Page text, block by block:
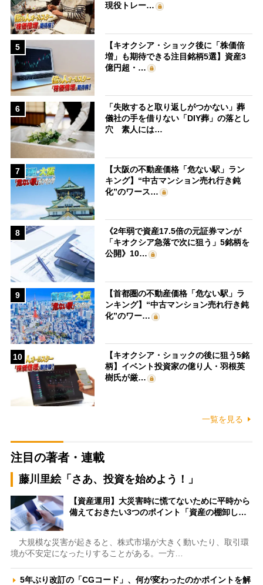
現役トレー…
5
【キオクシア・ショック後に「株価倍
増」も期待できる注目銘柄5選】資産3
億円超・…
6
「失敗すると取り返しがつかない」葬
儀社の手を借りない「DIY葬」の落とし
穴 素人には…
7
【大阪の不動産価格「危ない駅」ラン
キング】“中古マンション売れ行き鈍
化”のワース…
8
《2年弱で資産17.5倍の元証券マンが
「キオクシア急落で次に狙う」5銘柄を
公開》10…
9
【首都圏の不動産価格「危ない駅」ラ
ンキング】“中古マンション売れ行き鈍
化”のワー…
10
【キオクシア・ショックの後に狙う5銘
柄】イベント投資家の億り人・羽根英
樹氏が厳…
一覧を見る
注目の著者・連載
藤川里絵「さあ、投資を始めよう！」
【資産運用】大災害時に慌てないために平時から
備えておきたい3つのポイント「資産の棚卸し…
大規模な災害が起きると、株式市場が大きく動いたり、取引環
境が不安定になったりすることがある。一方…
5年ぶり改訂の「CGコード」、何が変わったのかポイントを解